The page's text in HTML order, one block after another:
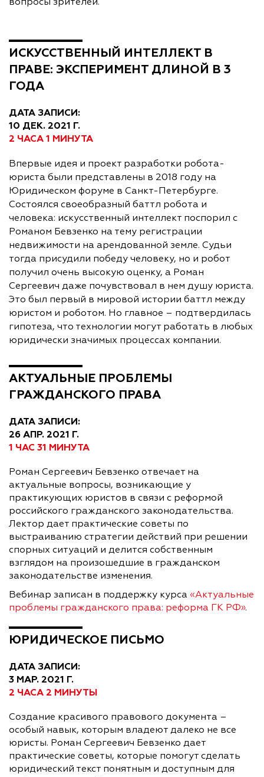
вопросы зрителей.
ИСКУССТВЕННЫЙ ИНТЕЛЛЕКТ В
ПРАВЕ: ЭКСПЕРИМЕНТ ДЛИНОЙ В 3
ГОДА
ДАТА ЗАПИСИ:
10 ДЕК. 2021 Г.
2 ЧАСА 1 МИНУТА
Впервые идея и проект разработки робота-
юриста были представлены в 2018 году на
Юридическом форуме в Санкт-Петербурге.
Состоялся своеобразный баттл робота и
человека: искусственный интеллект поспорил с
Романом Бевзенко на тему регистрации
недвижимости на арендованной земле. Судьи
тогда присудили победу человеку, но и робот
получил очень высокую оценку, а Роман
Сергеевич даже почувствовал в нем душу юриста.
Это был первый в мировой истории баттл между
юристом и роботом. Но главное – подтвердилась
гипотеза, что технологии могут работать в любых
юридически значимых процессах компании.
АКТУАЛЬНЫЕ ПРОБЛЕМЫ
ГРАЖДАНСКОГО ПРАВА
ДАТА ЗАПИСИ:
26 АПР. 2021 Г.
1 ЧАС 31 МИНУТА
Роман Сергеевич Бевзенко отвечает на
актуальные вопросы, возникающие у
практикующих юристов в связи с реформой
российского гражданского законодательства.
Лектор дает практические советы по
выстраиванию стратегии действий при решении
спорных ситуаций и делится собственным
взглядом на произошедшие в гражданском
законодательстве изменения.
Вебинар записан в поддержку курса «Актуальные
проблемы гражданского права: реформа ГК РФ».
ЮРИДИЧЕСКОЕ ПИСЬМО
ДАТА ЗАПИСИ:
3 МАР. 2021 Г.
2 ЧАСА 2 МИНУТЫ
Создание красивого правового документа –
особый навык, которым владеют далеко не все
юристы. Роман Сергеевич Бевзенко дает
практические советы, которые помогут сделать
юридический текст понятным и доступным для